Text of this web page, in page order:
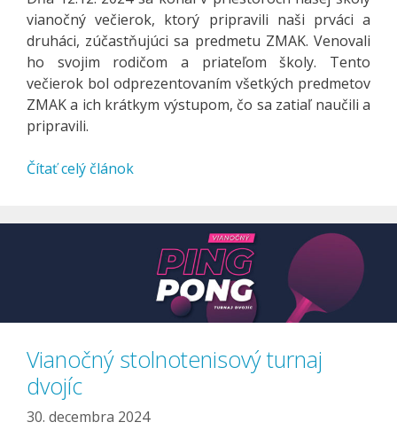
vianočný večierok, ktorý pripravili naši prváci a
druháci, zúčastňujúci sa predmetu ZMAK. Venovali
ho svojim rodičom a priateľom školy. Tento
večierok bol odprezentovaním všetkých predmetov
ZMAK a ich krátkym výstupom, čo sa zatiaľ naučili a
pripravili.
Čítať celý článok
Vianočný stolnotenisový turnaj
dvojíc
30. decembra 2024